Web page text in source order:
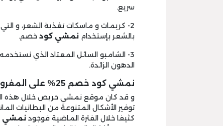
سريع.
2- كريمات و ماسكات تغذية الشعر، و
بالشعر بإستخدام نمشي كود خصم.
3- الشامبو السائل المعتاد الذي
الدهون الزائدة.
نمشي كود خصم 25% على المفروشات
و قد كان موقع نمشي حريص خلال هذه
توفير الأشكال المتنوعة من البطانيات
كثيفا خلال الفترة الماضية فوجود نمشي